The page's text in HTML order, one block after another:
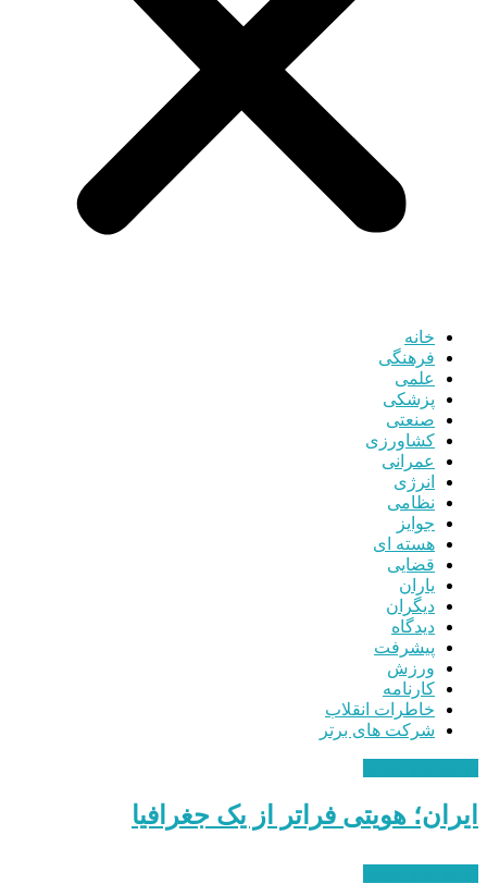
خانه
فرهنگی
علمی
پزشکی
صنعتی
کشاورزی
عمرانی
انرژی
نظامی
جوایز
هسته ای
قضایی
یاران
دیگران
دیدگاه
پیشرفت
ورزش
کارنامه
خاطرات انقلاب
شرکت های برتر
ایران؛ هویتی فراتر از یک جغرافیا